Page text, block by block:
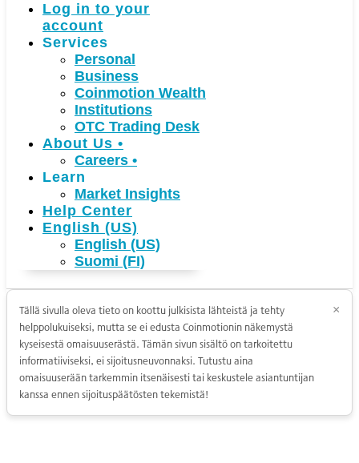
Log in to your
account
Services
Personal
Business
Coinmotion Wealth
Institutions
OTC Trading Desk
About Us •
Careers •
Learn
Market Insights
Help Center
English (US)
English (US)
Suomi (FI)
Tällä sivulla oleva tieto on koottu julkisista lähteistä ja tehty
helppolukuiseksi, mutta se ei edusta Coinmotionin näkemystä
kyseisestä omaisuuserästä. Tämän sivun sisältö on tarkoitettu
informatiiviseksi, ei sijoitusneuvonnaksi. Tutustu aina
omaisuuserään tarkemmin itsenäisesti tai keskustele asiantuntijan
kanssa ennen sijoituspäätösten tekemistä!
×